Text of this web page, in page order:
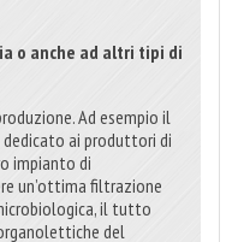
o anche ad altri tipi di
Ad esempio il
ai produttori di
impianto di
un’ottima filtrazione
il tutto
del